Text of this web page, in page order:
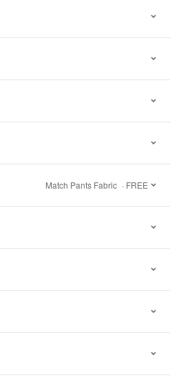
Match Pants Fabric · FREE